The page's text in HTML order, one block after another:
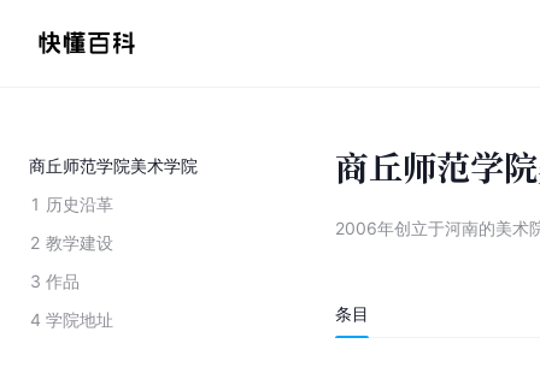
商丘师范学院美术学院
1 历史沿革
2 教学建设
3 作品
4 学院地址
商丘师范学
2006年创立于河南的美术
条目